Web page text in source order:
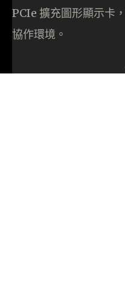
PCIe 擴充圖形顯示卡
協作環境。